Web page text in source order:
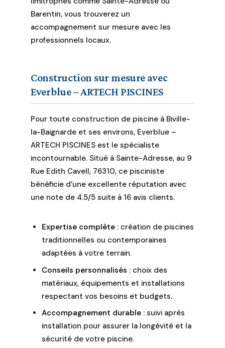
engagement
envers la qualité
et l'innovation est
inébranlable.
assure la
fourniture et la
strictes, créant
des espaces
aquatiques
durables et
esthétiquement
plaisants. Plongez
dans l'excellence
projet devient
une oasis de bien-
Barentin, vous trouverez un
accompagnement sur mesure avec les
professionnels locaux.
Construction sur mesure avec
Everblue – ARTECH PISCINES
Pour toute construction de piscine à Biville-
la-Baignarde et ses environs, Everblue –
ARTECH PISCINES est le spécialiste
incontournable. Situé à Sainte-Adresse, au 9
Rue Edith Cavell, 76310, ce pisciniste
bénéficie d’une excellente réputation avec
une note de 4.5/5 suite à 16 avis clients.
Expertise complète : création de piscines
traditionnelles ou contemporaines
adaptées à votre terrain.
Conseils personnalisés : choix des
matériaux, équipements et installations
respectant vos besoins et budgets.
Accompagnement durable : suivi après
installation pour assurer la longévité et la
sécurité de votre piscine.